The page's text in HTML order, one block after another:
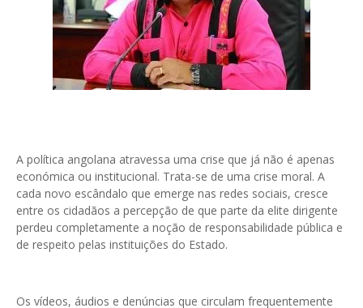
A política angolana atravessa uma crise que já não é apenas
económica ou institucional. Trata-se de uma crise moral. A
cada novo escândalo que emerge nas redes sociais, cresce
entre os cidadãos a percepção de que parte da elite dirigente
perdeu completamente a noção de responsabilidade pública e
de respeito pelas instituições do Estado.
Os vídeos, áudios e denúncias que circulam frequentemente